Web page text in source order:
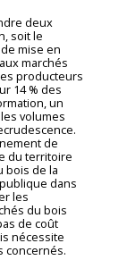
deux
soit le
mise en
marchés
producteurs
14 % des
un
volumes
de
du territoire
bois de la
dans
les
du bois
de coût
nécessite
concernés.